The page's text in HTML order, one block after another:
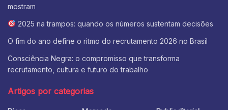
mostram
2025 na trampos: quando os números sustentam decisões
O fim do ano define o ritmo do recrutamento 2026 no Brasil
Consciência Negra: o compromisso que transforma
recrutamento, cultura e futuro do trabalho
Artigos por categorias